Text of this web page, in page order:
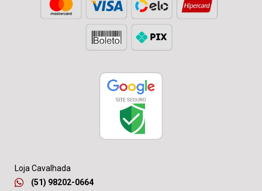
Loja Cavalhada
(51) 98202-0664